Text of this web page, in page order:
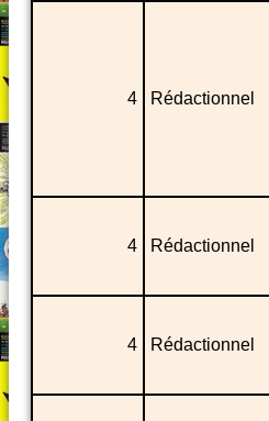
4 Rédactionnel
4 Rédactionnel
4 Rédactionnel